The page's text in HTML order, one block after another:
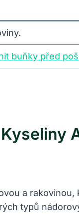
buňky před
a
typů